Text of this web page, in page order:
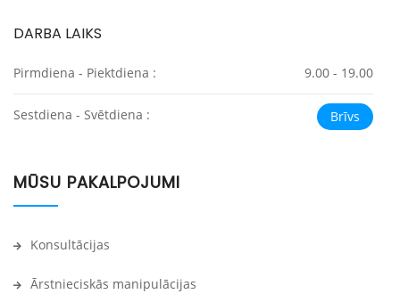
DARBA LAIKS
Pirmdiena - Piektdiena : 9.00 - 19.00
Sestdiena - Svētdiena : Brīvs
MŪSU PAKALPOJUMI
Konsultācijas
Ārstnieciskās manipulācijas